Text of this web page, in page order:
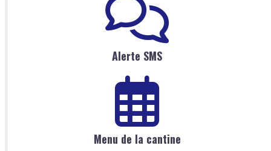
Alerte SMS
Menu de la cantine